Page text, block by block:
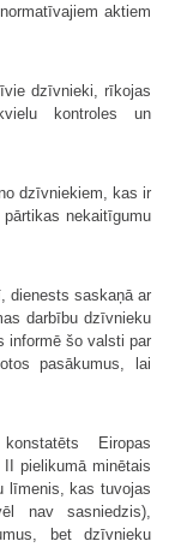
aktiem
dzīvnieki, rīkojas
kontroles un
dzīvniekiem, kas ir
nekaitīgumu
dienests saskaņā ar
darbību dzīvnieku
informē šo valsti par
pasākumus, lai
Eiropas
II pielikumā minētais
līmenis, kas tuvojas
nav sasniedzis),
bet dzīvnieku